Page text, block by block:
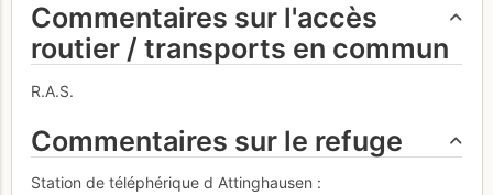
Commentaires sur l'accès
routier / transports en commun
R.A.S.
Commentaires sur le refuge
Station de téléphérique d Attinghausen :